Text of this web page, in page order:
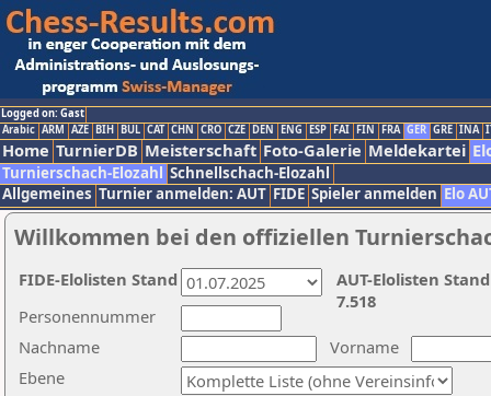
Logged on: Gast
Arabic ARM AZE BIH BUL CAT CHN CRO CZE DEN ENG ESP FAI FIN FRA GER GRE INA
Home TurnierDB Meisterschaft Foto-Galerie Meldekartei
Turnierschach-Elozahl Schnellschach-Elozahl
Allgemeines Turnier anmelden: AUT FIDE Spieler anmelden Elo
Willkommen bei den offiziellen
Nachname
Vorname
Ebene
Personennummer
AUT-Elolisten
7.518
FIDE-Elolisten Stand